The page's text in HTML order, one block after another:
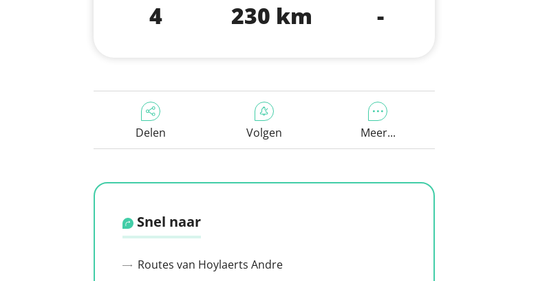
4 230 km -
Delen Volgen Meer...
Snel naar
Routes van Hoylaerts Andre